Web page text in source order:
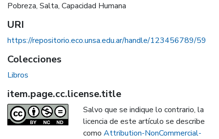
Pobreza, Salta, Capacidad Humana
URI
https://repositorio.eco.unsa.edu.ar/handle/123456789/59
Colecciones
Libros
item.page.cc.license.title
Salvo que se indique lo contrario, la
licencia de este artículo se describe
como Attribution-NonCommercial-